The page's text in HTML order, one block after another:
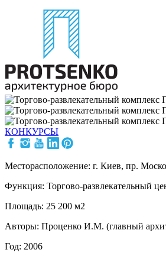
КОНКУРСЫ
Месторасположение: г. Киев, пр.
Функция: Торгово-развлекательный
Площадь: 25 200 м2
Авторы: Проценко И.М. (главный
Год: 2006